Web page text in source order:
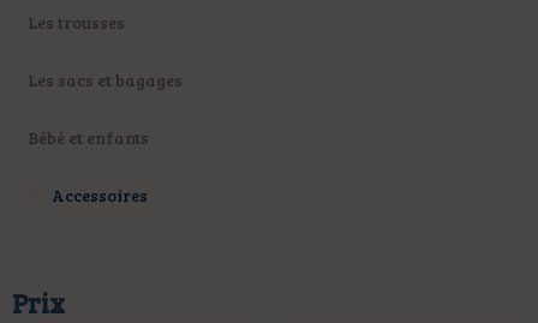
Les trousses
Les sacs et bagages
Bébé et enfants
Accessoires
Prix